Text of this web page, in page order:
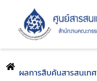
ผลการสืบค้นสารสนเทศ